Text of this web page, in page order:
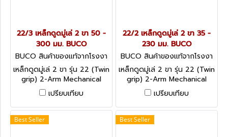
22/3 เหล็กดูดมู่เล่ 2 ขา 50 -
300 มม. BUCO
BUCO สินค้าของแท้จากโรงงา
นผู้ผลิต 22/3
เหล็กดูดมู่เล่ 2 ขา รุ่น 22 (Twin
grip) 2-Arm Mechanical
Pullers
เปรียบเทียบ
22/2 เหล็กดูดมู่เล่ 2 ขา 35 -
230 มม. BUCO
BUCO สินค้าของแท้จากโรงงา
นผู้ผลิต 22/2
เหล็กดูดมู่เล่ 2 ขา รุ่น 22 (Twin
grip) 2-Arm Mechanical
Pullers
เปรียบเทียบ
Best Seller Best Seller